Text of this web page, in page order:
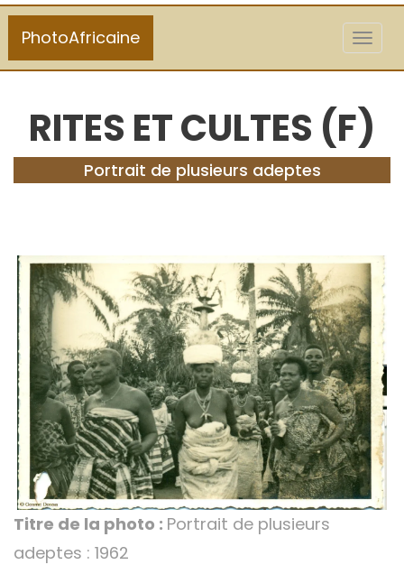
PhotoAfricaine
RITES ET CULTES (F)
Portrait de plusieurs adeptes
Titre de la photo : Portrait de plusieurs
adeptes : 1962